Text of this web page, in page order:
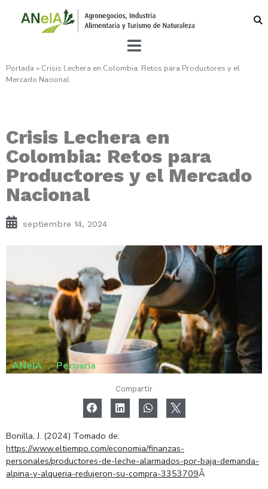
Portada » Crisis Lechera en Colombia: Retos para Productores y el
Mercado Nacional
Crisis Lechera en
Colombia: Retos para
Productores y el Mercado
Nacional
septiembre 14, 2024
ANeIA , Pecuaria
Compartir
Bonilla, J. (2024) Tomado de:
https://www.eltiempo.com/economia/finanzas-
personales/productores-de-leche-alarmados-por-baja-demanda-
alpina-y-alqueria-redujeron-su-compra-3353709Â